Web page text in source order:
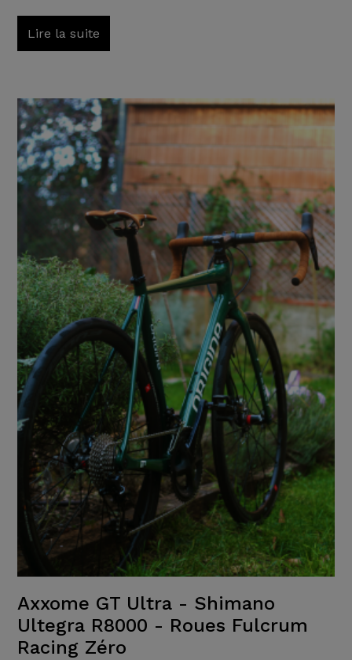
Lire la suite
Axxome GT Ultra - Shimano
Ultegra R8000 - Roues Fulcrum
Racing Zéro